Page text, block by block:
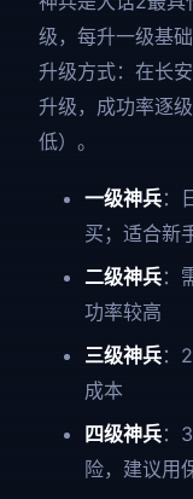
级，每升一级基
升级方式：在长
升级，成功率逐
低）。
一级神兵：
买；适合新
二级神兵：
功率较高
三级神兵：
成本
四级神兵：
险，建议用